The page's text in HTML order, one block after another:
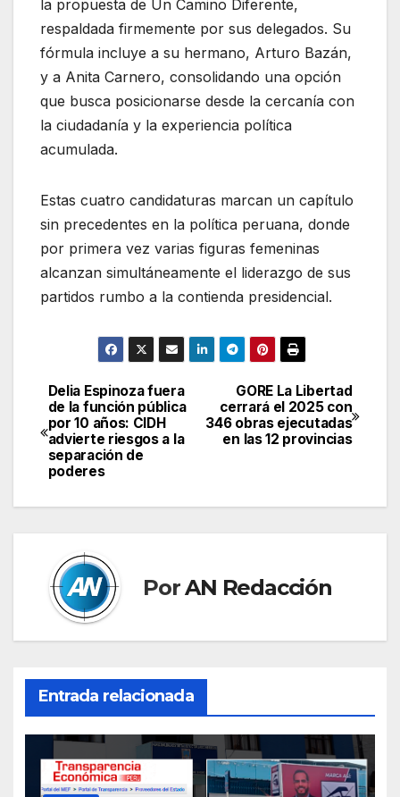
la propuesta de Un Camino Diferente,
respaldada firmemente por sus delegados. Su
fórmula incluye a su hermano, Arturo Bazán,
y a Anita Carnero, consolidando una opción
que busca posicionarse desde la cercanía con
la ciudadanía y la experiencia política
acumulada.
Estas cuatro candidaturas marcan un capítulo
sin precedentes en la política peruana, donde
por primera vez varias figuras femeninas
alcanzan simultáneamente el liderazgo de sus
partidos rumbo a la contienda presidencial.
Navegación
de
entradas
GORE La Libertad
cerrará el 2025 con
346 obras ejecutadas
en las 12 provincias
Delia Espinoza fuera
de la función pública
por 10 años: CIDH
advierte riesgos a la
separación de
poderes
PorAN Redacción
Entrada relacionada